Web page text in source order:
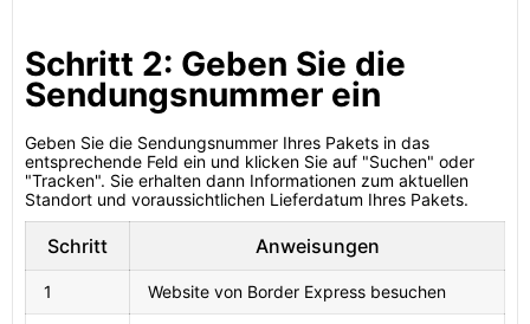
Schritt 2: Geben Sie die
Sendungsnummer ein
Geben Sie die Sendungsnummer Ihres Pakets in das
entsprechende Feld ein und klicken Sie auf "Suchen" oder
"Tracken". Sie erhalten dann Informationen zum aktuellen
Standort und voraussichtlichen Lieferdatum Ihres Pakets.
Schritt Anweisungen
1 Website von Border Express besuchen